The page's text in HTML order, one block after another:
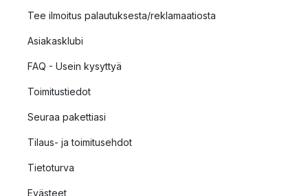
Tee ilmoitus palautuksesta/reklamaatiosta
Asiakasklubi
FAQ - Usein kysyttyä
Toimitustiedot
Seuraa pakettiasi
Tilaus- ja toimitusehdot
Tietoturva
Evästeet